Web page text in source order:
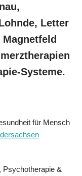
Letter
Systeme.
für Mensch
‎Psychotherapie &